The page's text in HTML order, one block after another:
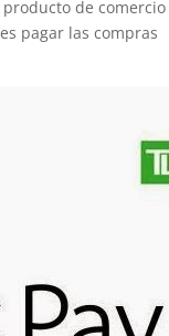
de comercio
pagar las compras